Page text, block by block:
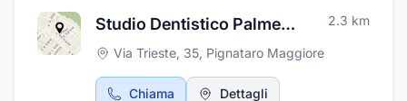
Studio Dentistico Palmesano 2.3 km
Via Trieste, 35, Pignataro Maggiore
Chiama Dettagli